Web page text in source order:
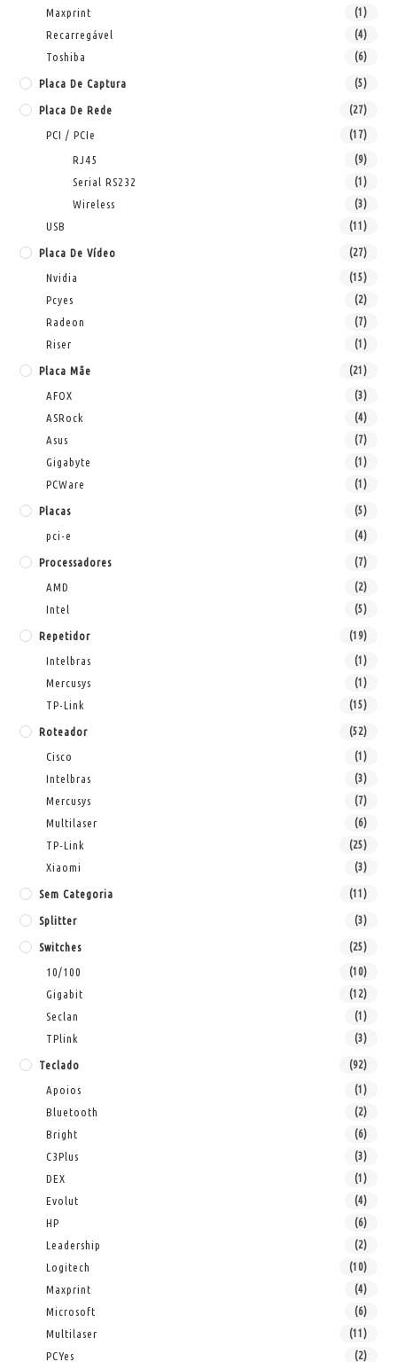
Maxprint (1)
Recarregável (4)
Toshiba (6)
Placa De Captura (5)
Placa De Rede (27)
PCI / PCIe (17)
RJ45 (9)
Serial RS232 (1)
Wireless (3)
USB (11)
Placa De Vídeo (27)
Nvidia (15)
Pcyes (2)
Radeon (7)
Riser (1)
Placa Mãe (21)
AFOX (3)
ASRock (4)
Asus (7)
Gigabyte (1)
PCWare (1)
Placas (5)
pci-e (4)
Processadores (7)
AMD (2)
Intel (5)
Repetidor (19)
Intelbras (1)
Mercusys (1)
TP-Link (15)
Roteador (52)
Cisco (1)
Intelbras (3)
Mercusys (7)
Multilaser (6)
TP-Link (25)
Xiaomi (3)
Sem Categoria (11)
Splitter (3)
Switches (25)
10/100 (10)
Gigabit (12)
Seclan (1)
TPlink (3)
Teclado (92)
Apoios (1)
Bluetooth (2)
Bright (6)
C3Plus (3)
DEX (1)
Evolut (4)
HP (6)
Leadership (2)
Logitech (10)
Maxprint (4)
Microsoft (6)
Multilaser (11)
PCYes (2)